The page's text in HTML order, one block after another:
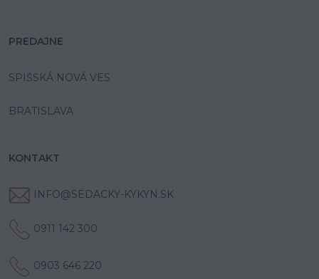
PREDAJNE
SPIŠSKÁ NOVÁ VES
BRATISLAVA
KONTAKT
INFO@SEDACKY-KYKYN.SK
0911 142 300
0903 646 220